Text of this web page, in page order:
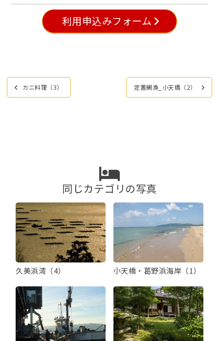
利用申込みフォーム
投
稿
カニ料理（3） 定置網漁_小天橋（2）
同じカテゴリの写真
久美浜湾（4） 小天橋・葛野浜海岸（1）